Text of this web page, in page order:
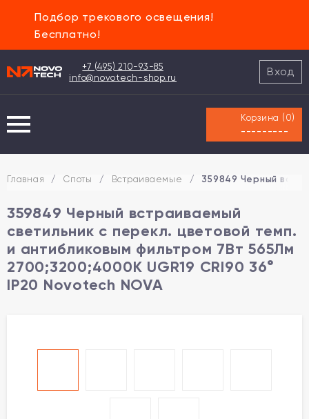
Подбор трекового освещения!
Бесплатно!
+7 (495) 210-93-85
info@novotech-shop.ru
Вход
Корзина ( 0)
---------
Главная / Споты / Встраиваемые / 359849 Черный
359849 Черный встраиваемый
светильник с перекл. цветовой темп.
и антибликовым фильтром 7Вт 565Лм
2700;3200;4000К UGR19 CRI90 36°
IP20 Novotech NOVA